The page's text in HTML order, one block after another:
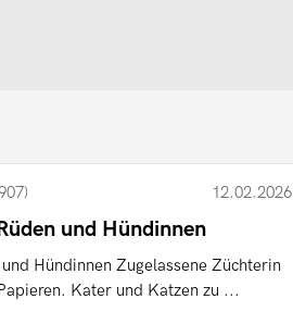
12.02.2026
und Hündinnen
Hündinnen Zugelassene Züchterin
Kater und Katzen zu ...